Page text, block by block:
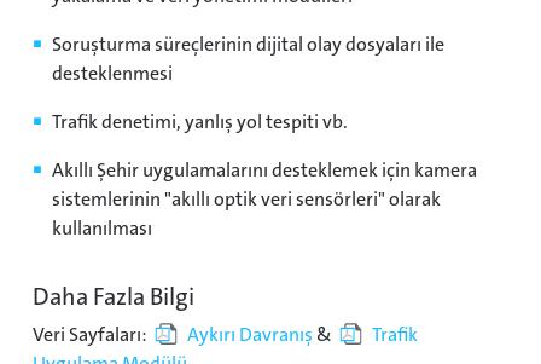
Soruşturma süreçlerinin dijital olay dosyaları ile
desteklenmesi
Trafik denetimi, yanlış yol tespiti vb.
Akıllı Şehir uygulamalarını desteklemek için kamera
sistemlerinin "akıllı optik veri sensörleri" olarak
kullanılması
Daha Fazla Bilgi
Veri Sayfaları: Aykırı Davranış &
Trafik